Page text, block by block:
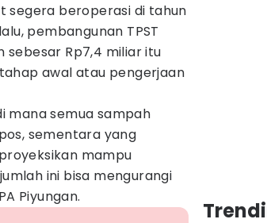
segera beroperasi di tahun
pembangunan TPST
Rp7,4 miliar itu
awal atau pengerjaan
mana semua sampah
sementara yang
mampu
ini bisa mengurangi
Piyungan.